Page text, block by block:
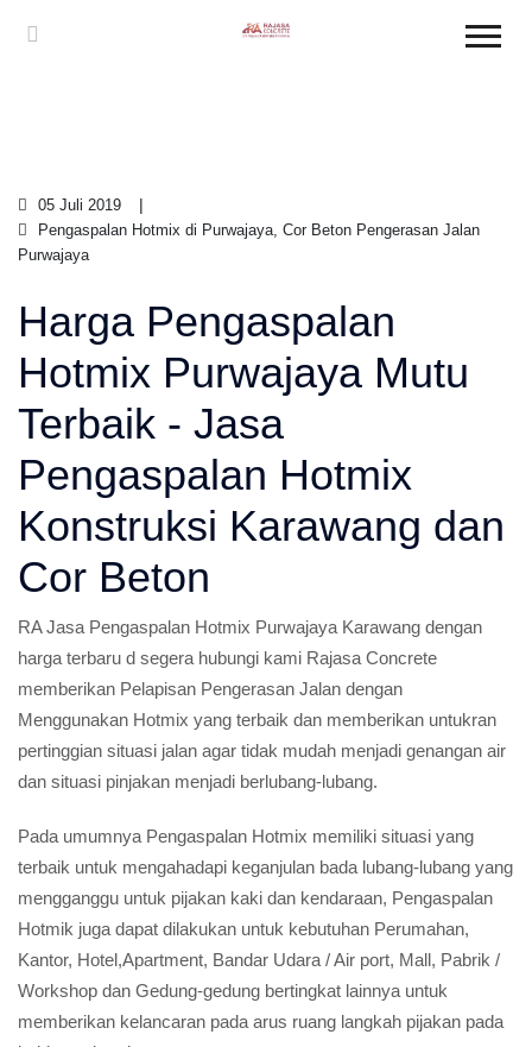
05 Juli 2019
Pengaspalan Hotmix di Purwajaya, Cor Beton Pengerasan Jalan
Purwajaya
Harga Pengaspalan
Hotmix Purwajaya Mutu
Terbaik - Jasa
Pengaspalan Hotmix
Konstruksi Karawang dan
Cor Beton
RA Jasa Pengaspalan Hotmix Purwajaya Karawang dengan
harga terbaru d segera hubungi kami Rajasa Concrete
memberikan Pelapisan Pengerasan Jalan dengan
Menggunakan Hotmix yang terbaik dan memberikan untukran
pertinggian situasi jalan agar tidak mudah menjadi genangan air
dan situasi pinjakan menjadi berlubang-lubang.
Pada umumnya Pengaspalan Hotmix memiliki situasi yang
terbaik untuk mengahadapi keganjulan bada lubang-lubang yang
mengganggu untuk pijakan kaki dan kendaraan, Pengaspalan
Hotmik juga dapat dilakukan untuk kebutuhan Perumahan,
Kantor, Hotel,Apartment, Bandar Udara / Air port, Mall, Pabrik /
Workshop dan Gedung-gedung bertingkat lainnya untuk
memberikan kelancaran pada arus ruang langkah pijakan pada